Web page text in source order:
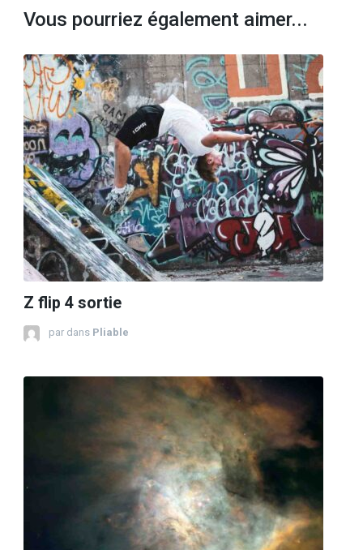
Vous pourriez également aimer...
Z flip 4 sortie
par dans Pliable